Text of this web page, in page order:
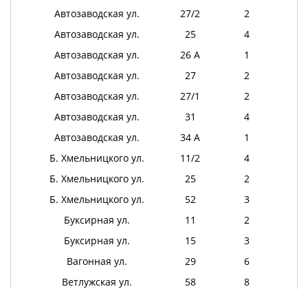
Автозаводская ул.
27/2
2
Автозаводская ул.
25
4
Автозаводская ул.
26 А
1
Автозаводская ул.
27
2
Автозаводская ул.
27/1
2
Автозаводская ул.
31
4
Автозаводская ул.
34 А
1
Б. Хмельницкого ул.
11/2
4
Б. Хмельницкого ул.
25
2
Б. Хмельницкого ул.
52
3
Буксирная ул.
11
2
Буксирная ул.
15
3
Вагонная ул.
29
6
Ветлужская ул.
58
8